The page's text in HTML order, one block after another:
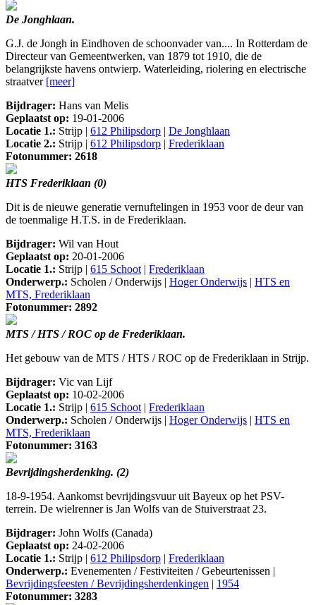
De Jonghlaan.
G.J. de Jongh in Eindhoven de schoonvader van.... In Rotterdam de
Directeur van Gemeentwerken, van 1879 tot 1910, die de
belangrijkste havens ontwierp. Waterleiding, riolering en electrische
straatver [meer]
Bijdrager: Hans van Melis
Geplaatst op: 19-01-2006
Locatie 1.: Strijp | 612 Philipsdorp | De Jonghlaan
Locatie 2.: Strijp | 612 Philipsdorp | Frederiklaan
Fotonummer: 2618
HTS Frederiklaan (0)
Dit is de nieuwe generatie vernuftelingen in 1953 voor de deur van
de toenmalige H.T.S. in de Frederiklaan.
Bijdrager: Wil van Hout
Geplaatst op: 20-01-2006
Locatie 1.: Strijp | 615 Schoot| Frederiklaan
Onderwerp.: Scholen / Onderwijs | Hoger Onderwijs | HTS en
MTS, Frederiklaan
Fotonummer: 2892
MTS / HTS / ROC op de Frederiklaan.
Het gebouw van de MTS / HTS / ROC op de Frederiklaan in Strijp.
Bijdrager: Vic van Lijf
Geplaatst op: 10-02-2006
Locatie 1.: Strijp | 615 Schoot| Frederiklaan
Onderwerp.: Scholen / Onderwijs | Hoger Onderwijs | HTS en
MTS, Frederiklaan
Fotonummer: 3163
Bevrijdingsherdenking. (2)
18-9-1954. Aankomst bevrijdingsvuur uit Bayeux op het PSV-
terrein. De wielrenner is Jan Wolfs van de Stuiverstraat 23.
Bijdrager: John Wolfs (Canada)
Geplaatst op: 24-02-2006
Locatie 1.: Strijp | 612 Philipsdorp | Frederiklaan
Onderwerp.: Evenementen / Festiviteiten / Gebeurtenissen |
Bevrijdingsfeesten / Bevrijdingsherdenkingen | 1954
Fotonummer: 3283